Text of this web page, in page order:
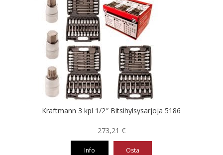
Kraftmann 3 kpl 1/2″ Bitsihylsysarjoja 5186
273,21 €
Info Osta